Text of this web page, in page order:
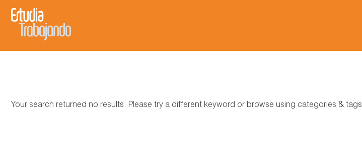
Your search returned no results. Please try a different keyword or browse using categories & tags